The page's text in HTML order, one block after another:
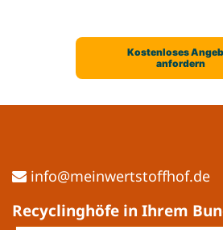
ed.fohffotstrewniem@ofni
Recyclinghöfe in Ihrem